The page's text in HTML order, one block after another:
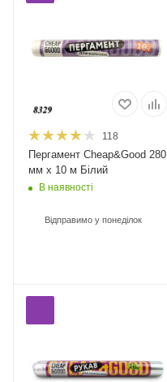
118
Пергамент Cheap&Good 280
мм х 10 м Білий
В наявності
Відправимо у понеділок